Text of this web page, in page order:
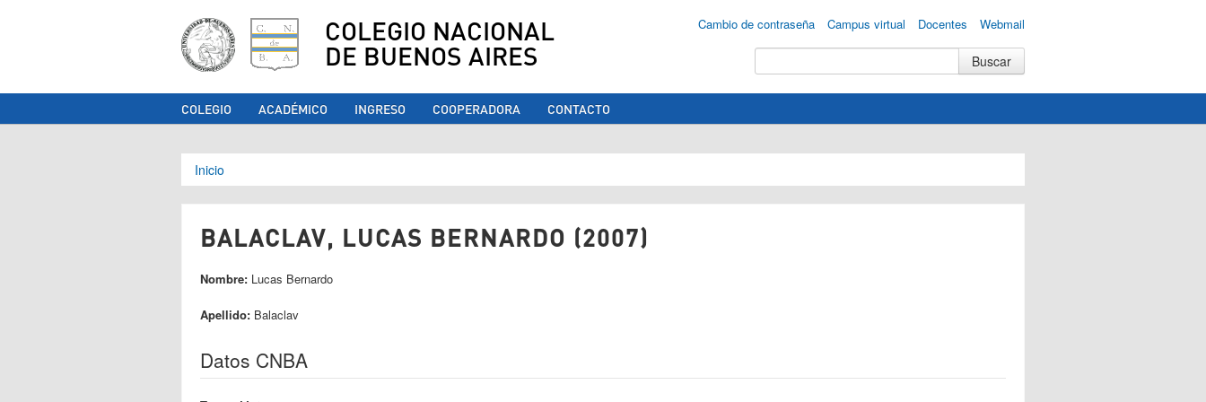
COLEGIO NACIONAL
DE BUENOS AIRES
Cambio de contraseña Campus virtual Docentes Webmail
COLEGIO ACADÉMICO INGRESO COOPERADORA CONTACTO
Se encuentra usted aquí
Inicio
BALACLAV, LUCAS BERNARDO (2007)
Nombre: Lucas Bernardo
Apellido: Balaclav
Datos CNBA